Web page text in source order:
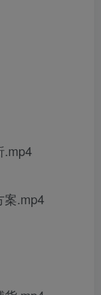
.mp4
案.mp4